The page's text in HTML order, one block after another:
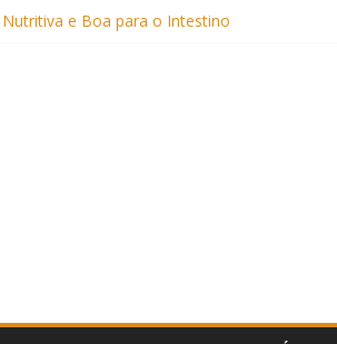
e Boa para o Intestino
(Sem Forno, Fácil e Fofinho)
Receita Prática e Deliciosa